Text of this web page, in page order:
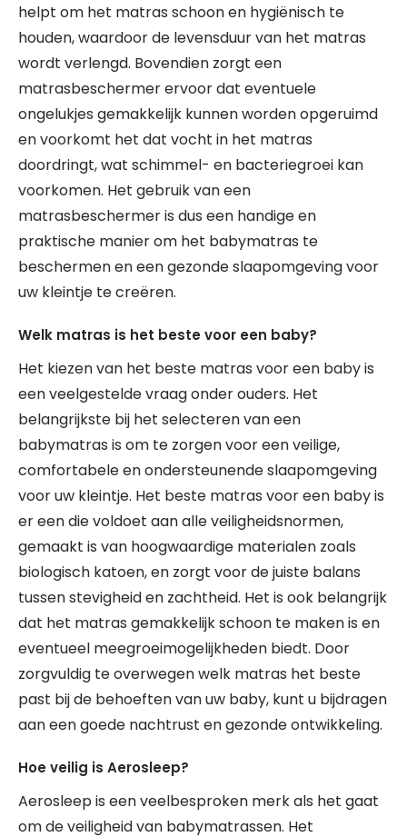
helpt om het matras schoon en hygiënisch te
houden, waardoor de levensduur van het matras
wordt verlengd. Bovendien zorgt een
matrasbeschermer ervoor dat eventuele
ongelukjes gemakkelijk kunnen worden opgeruimd
en voorkomt het dat vocht in het matras
doordringt, wat schimmel- en bacteriegroei kan
voorkomen. Het gebruik van een
matrasbeschermer is dus een handige en
praktische manier om het babymatras te
beschermen en een gezonde slaapomgeving voor
uw kleintje te creëren.
Welk matras is het beste voor een baby?
Het kiezen van het beste matras voor een baby is
een veelgestelde vraag onder ouders. Het
belangrijkste bij het selecteren van een
babymatras is om te zorgen voor een veilige,
comfortabele en ondersteunende slaapomgeving
voor uw kleintje. Het beste matras voor een baby is
er een die voldoet aan alle veiligheidsnormen,
gemaakt is van hoogwaardige materialen zoals
biologisch katoen, en zorgt voor de juiste balans
tussen stevigheid en zachtheid. Het is ook belangrijk
dat het matras gemakkelijk schoon te maken is en
eventueel meegroeimogelijkheden biedt. Door
zorgvuldig te overwegen welk matras het beste
past bij de behoeften van uw baby, kunt u bijdragen
aan een goede nachtrust en gezonde ontwikkeling.
Hoe veilig is Aerosleep?
Aerosleep is een veelbesproken merk als het gaat
om de veiligheid van babymatrassen. Het